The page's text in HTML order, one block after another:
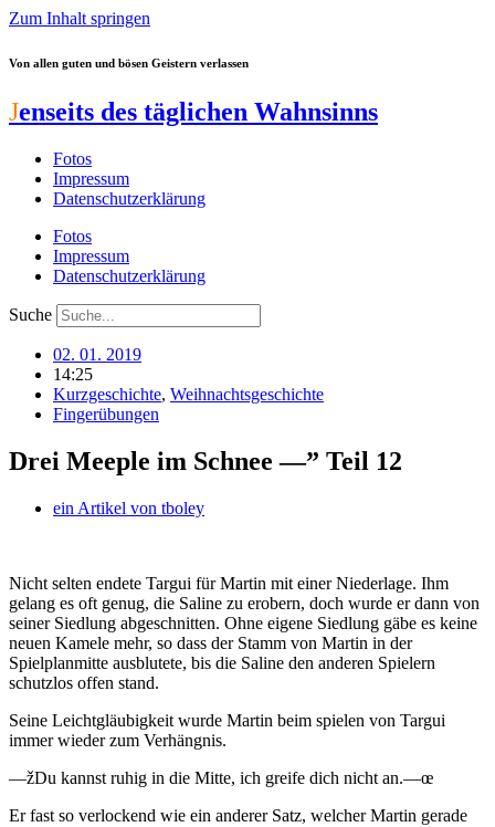
Zum Inhalt springen
Von allen guten und bösen Geistern verlassen
Jenseits des täglichen Wahnsinns
Fotos
Impressum
Datenschutzerklärung
Fotos
Impressum
Datenschutzerklärung
Suche
02. 01. 2019
14:25
Kurzgeschichte, Weihnachtsgeschichte
Fingerübungen
Drei Meeple im Schnee —” Teil 12
ein Artikel von tboley
Nicht selten endete Targui für Martin mit einer Niederlage. Ihm
gelang es oft genug, die Saline zu erobern, doch wurde er dann von
seiner Siedlung abgeschnitten. Ohne eigene Siedlung gäbe es keine
neuen Kamele mehr, so dass der Stamm von Martin in der
Spielplanmitte ausblutete, bis die Saline den anderen Spielern
schutzlos offen stand.
Seine Leichtgläubigkeit wurde Martin beim spielen von Targui
immer wieder zum Verhängnis.
—žDu kannst ruhig in die Mitte, ich greife dich nicht an.—œ
Er fast so verlockend wie ein anderer Satz, welcher Martin gerade